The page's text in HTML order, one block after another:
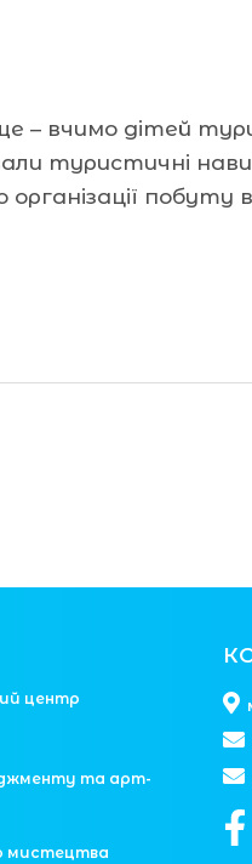
– вчимо дітей
туристичні
побуту
центр
та арт-
мистецтва